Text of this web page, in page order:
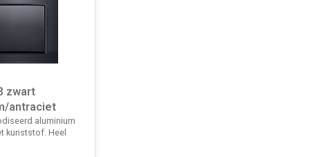
zwart
antraciet
aluminium
kunststof. Heel